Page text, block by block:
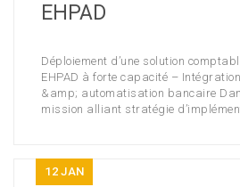
EHPAD
Déploiement d’une solution
EHPAD à forte capacité –
&amp; automatisation bancaire
mission alliant stratégie
12 JAN